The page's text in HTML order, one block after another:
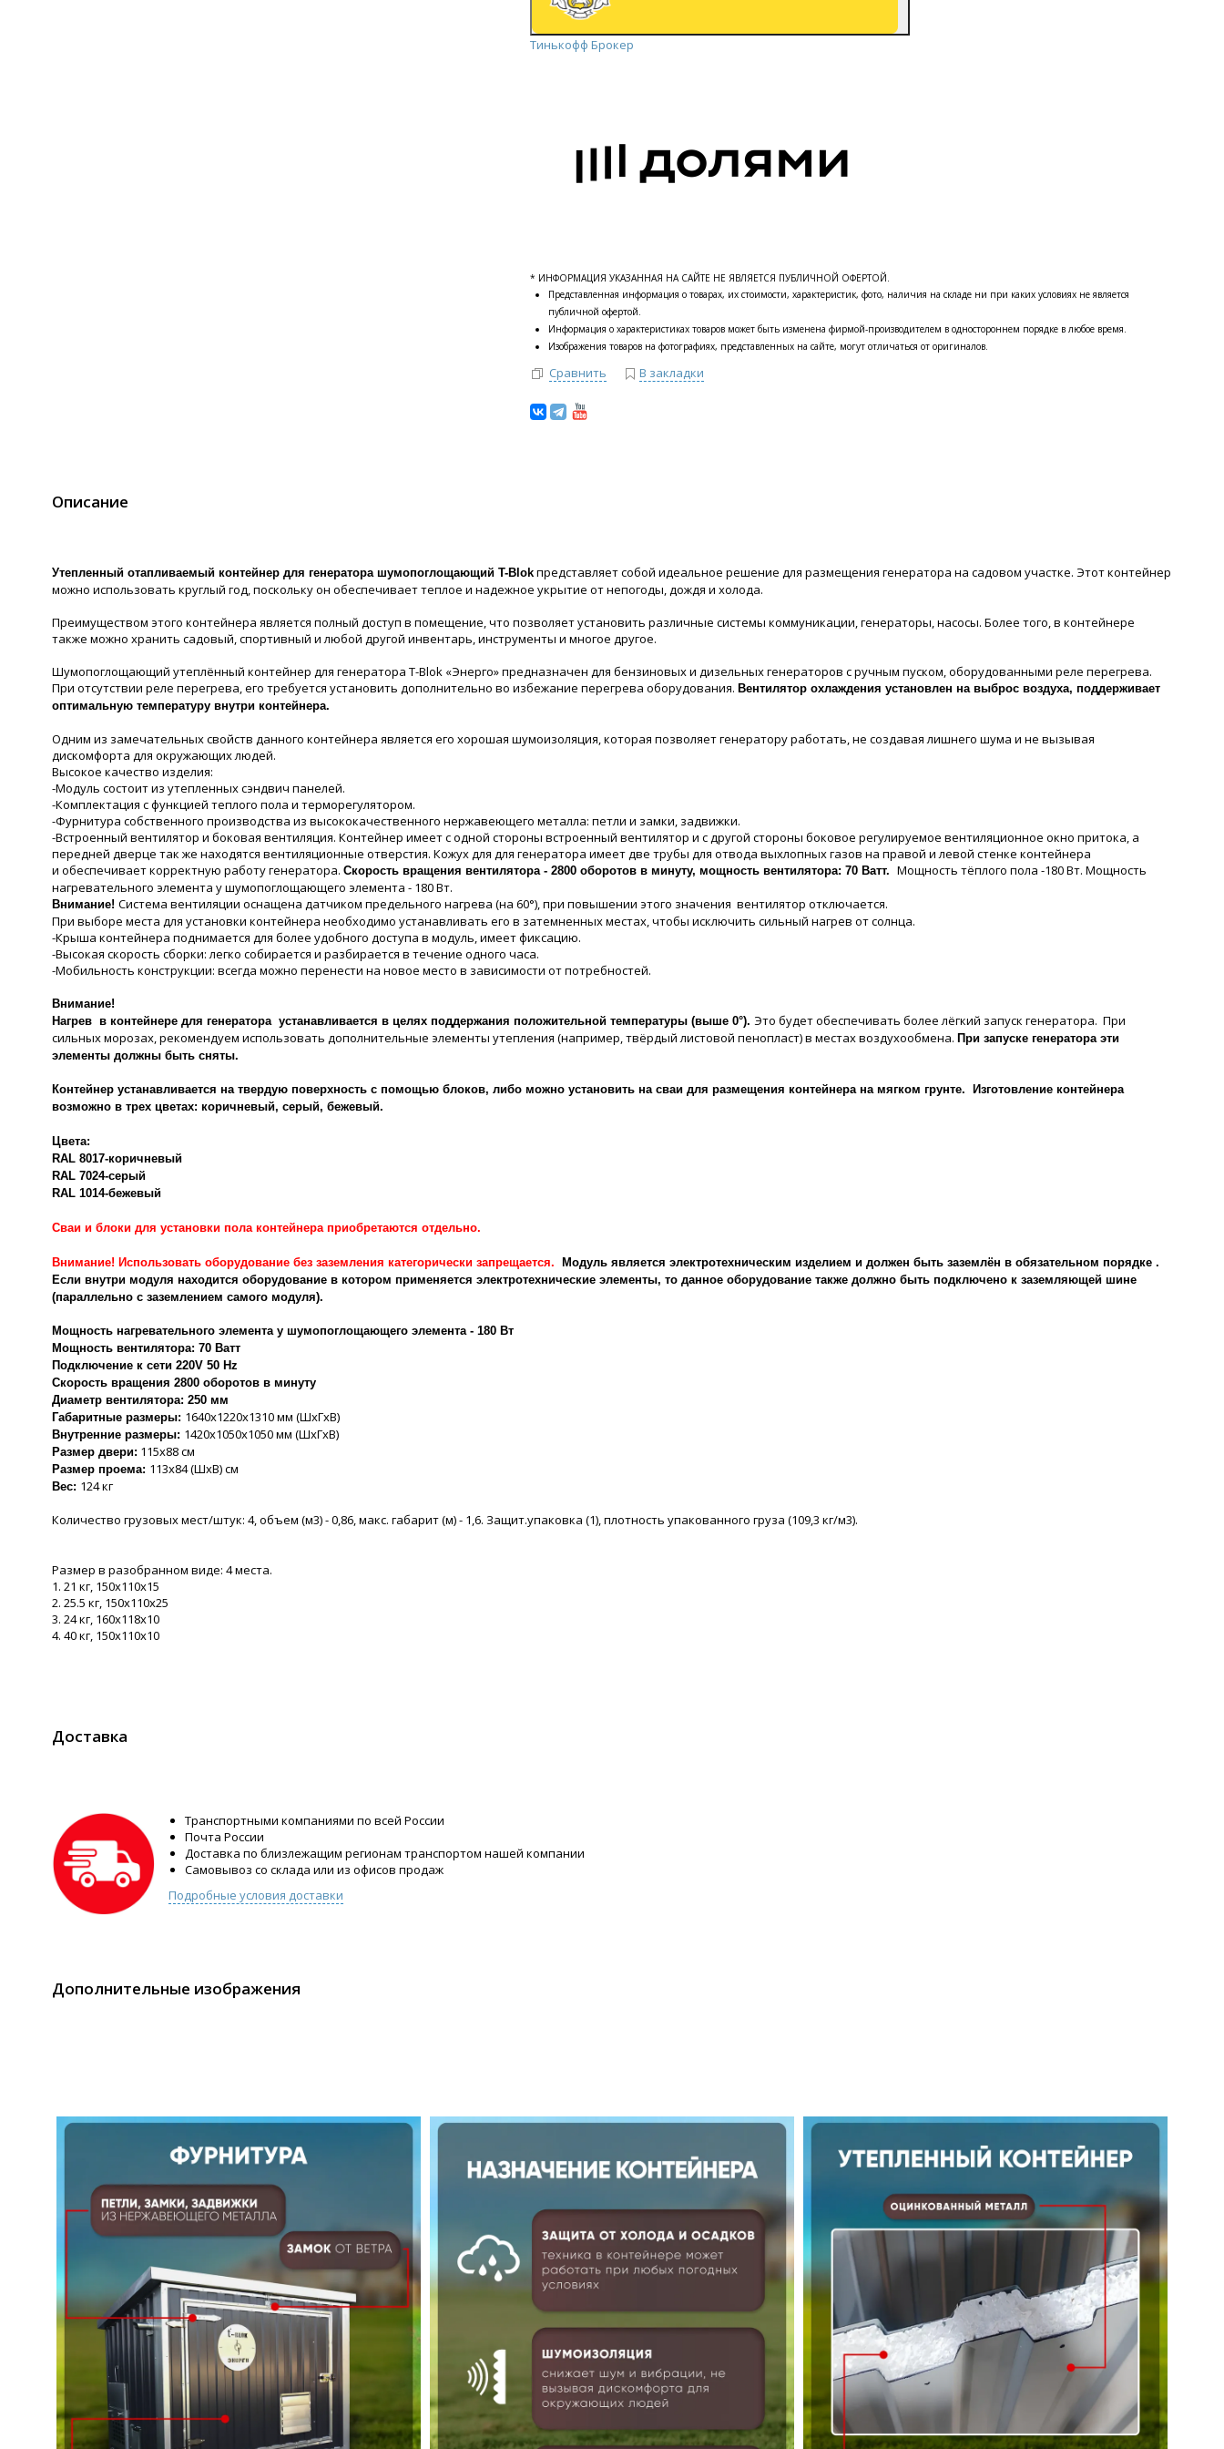
Тинькофф Брокер
* ИНФОРМАЦИЯ УКАЗАННАЯ НА САЙТЕ НЕ ЯВЛЯЕТСЯ ПУБЛИЧНОЙ ОФЕРТОЙ.
Представленная информация о товарах, их стоимости, характеристик, фото, наличия на складе ни при каких условиях не является
публичной офертой.
Информация о характеристиках товаров может быть изменена фирмой-производителем в одностороннем порядке в любое время.
Изображения товаров на фотографиях, представленных на сайте, могут отличаться от оригиналов.
Сравнить В закладки
Описание
Утепленный отапливаемый контейнер для генератора шумопоглощающий T-Blok представляет собой идеальное решение для размещения генератора на садовом участке. Этот контейнер
можно использовать круглый год, поскольку он обеспечивает теплое и надежное укрытие от непогоды, дождя и холода.
Преимуществом этого контейнера является полный доступ в помещение, что позволяет установить различные системы коммуникации, генераторы, насосы. Более того, в контейнере
также можно хранить садовый, спортивный и любой другой инвентарь, инструменты и многое другое.
Шумопоглощающий утеплённый контейнер для генератора T-Blok «Энерго» предназначен для бензиновых и дизельных генераторов с ручным пуском, оборудованными реле перегрева.
При отсутствии реле перегрева, его требуется установить дополнительно во избежание перегрева оборудования. Вентилятор охлаждения установлен на выброс воздуха, поддерживает
оптимальную температуру внутри контейнера.
Одним из замечательных свойств данного контейнера является его хорошая шумоизоляция, которая позволяет генератору работать, не создавая лишнего шума и не вызывая
дискомфорта для окружающих людей.
Высокое качество изделия:
-Модуль состоит из утепленных сэндвич панелей.
-Комплектация с функцией теплого пола и терморегулятором.
-Фурнитура собственного производства из высококачественного нержавеющего металла: петли и замки, задвижки.
-Встроенный вентилятор и боковая вентиляция. Контейнер имеет с одной стороны встроенный вентилятор и с другой стороны боковое регулируемое вентиляционное окно притока, а
передней дверце так же находятся вентиляционные отверстия. Кожух для для генератора имеет две трубы для отвода выхлопных газов на правой и левой стенке контейнера
и обеспечивает корректную работу генератора. Скорость вращения вентилятора - 2800 оборотов в минуту, мощность вентилятора: 70 Ватт. Мощность тëплого пола -180 Вт. Мощность
нагревательного элемента у шумопоглощающего элемента - 180 Вт.
Внимание! Система вентиляции оснащена датчиком предельного нагрева (на 60°), при повышении этого значения вентилятор отключается.
При выборе места для установки контейнера необходимо устанавливать его в затемненных местах, чтобы исключить сильный нагрев от солнца.
-Крыша контейнера поднимается для более удобного доступа в модуль, имеет фиксацию.
-Высокая скорость сборки: легко собирается и разбирается в течение одного часа.
-Мобильность конструкции: всегда можно перенести на новое место в зависимости от потребностей.
Внимание!
Нагрев в контейнере для генератора устанавливается в целях поддержания положительной температуры (выше 0°). Это будет обеспечивать более лёгкий запуск генератора. При
сильных морозах, рекомендуем использовать дополнительные элементы утепления (например, твёрдый листовой пенопласт) в местах воздухообмена. При запуске генератора эти
элементы должны быть сняты.
Контейнер устанавливается на твердую поверхность с помощью блоков, либо можно установить на сваи для размещения контейнера на мягком грунте. Изготовление контейнера
возможно в трех цветах: коричневый, серый, бежевый.
Цвета:
RAL 8017-коричневый
RAL 7024-серый
RAL 1014-бежевый
Сваи и блоки для установки пола контейнера приобретаются отдельно.
Внимание! Использовать оборудование без заземления категорически запрещается.
Модуль является электротехническим изделием и должен быть заземлён в обязательном порядке .
Если внутри модуля находится оборудование в котором применяется электротехнические элементы, то данное оборудование также должно быть подключено к заземляющей шине
(параллельно с заземлением самого модуля).
Мощность нагревательного элемента у шумопоглощающего элемента - 180 Вт
Мощность вентилятора: 70 Ватт
Подключение к сети 220V 50 Нz
Скорость вращения 2800 оборотов в минуту
Диаметр вентилятора: 250 мм
Габаритные размеры: 1640х1220х1310 мм (ШхГхВ)
Внутренние размеры: 1420х1050х1050 мм (ШхГхВ)
Размер двери: 115x88 см
Размер проема: 113х84 (ШхВ) см
Вес: 124 кг
Количество грузовых мест/штук: 4, объем (м3) - 0,86, макс. габарит (м) - 1,6. Защит.упаковка (1), плотность упакованного груза (109,3 кг/м3).
Размер в разобранном виде: 4 места.
1. 21 кг, 150х110х15
2. 25.5 кг, 150х110х25
3. 24 кг, 160х118х10
4. 40 кг, 150х110х10
Доставка
Транспортными компаниями по всей России
Почта России
Доставка по близлежащим регионам транспортом нашей компании
Самовывоз со склада или из офисов продаж
Подробные условия доставки
Дополнительные изображения